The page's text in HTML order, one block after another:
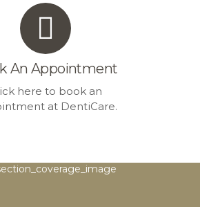
An Appointment
here to book an
at DentiCare.